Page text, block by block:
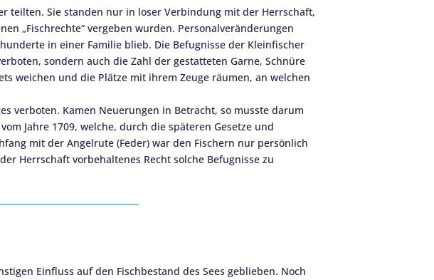
teilten. Sie standen nur in loser Verbindung mit der Herrschaft,
„Fischrechte“ vergeben wurden. Personalveränderungen
in einer Familie blieb. Die Befugnisse der Kleinfischer
sondern auch die Zahl der gestatteten Garne, Schnüre
weichen und die Plätze mit ihrem Zeuge räumen, an welchen
verboten. Kamen Neuerungen in Betracht, so musste darum
Jahre 1709, welche, durch die späteren Gesetze und
mit der Angelrute (Feder) war den Fischern nur persönlich
Herrschaft vorbehaltenes Recht solche Befugnisse zu
Einfluss auf den Fischbestand des Sees geblieben. Noch